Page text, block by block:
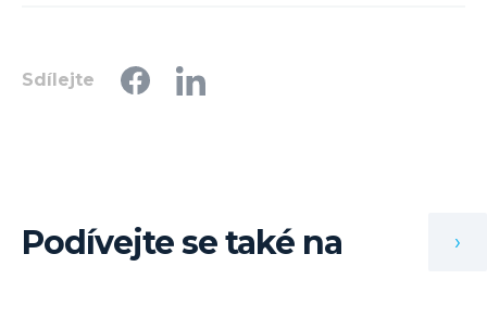
Sdílejte
Podívejte se také na ›